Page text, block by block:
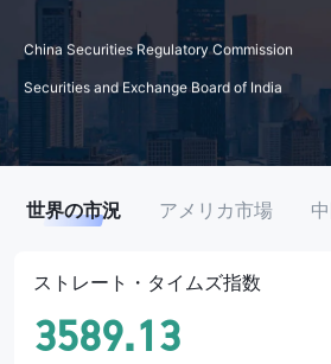
Securities and Futures Bureau
Financial Supervisory Service
Dubai Financial Services Authority
The Financial Industry RegulatoryAuthority
Securities and Exchange Regulator of
Capital Market Authority
Comisión Nacional del Mercado de valores
世界の市況 アメリカ市場
ストレート・タイムズ指数
3589.13